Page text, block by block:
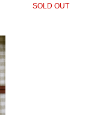
SOLD OUT